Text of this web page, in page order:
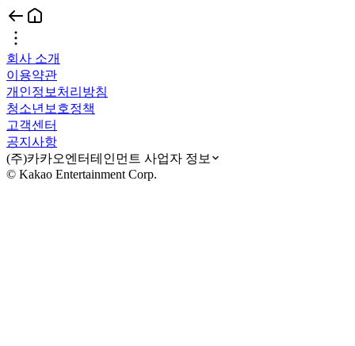
회사 소개
이용약관
개인정보처리방침
청소년보호정책
고객센터
공지사항
(주)카카오엔터테인먼트 사업자 정보
© Kakao Entertainment Corp.